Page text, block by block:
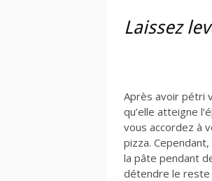
Laissez
Après avoir pétri
qu’elle atteigne
vous accordez à
pizza.
la pâte pendant
détendre le reste